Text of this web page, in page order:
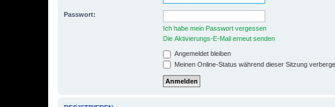
Passwort:
Ich habe mein Passwort vergessen
Die Aktivierungs-E-Mail erneut senden
Angemeldet bleiben
Meinen Online-Status während dieser Sitzung